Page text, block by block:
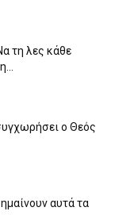
τη λες κάθε
ο Θεός
αυτά τα